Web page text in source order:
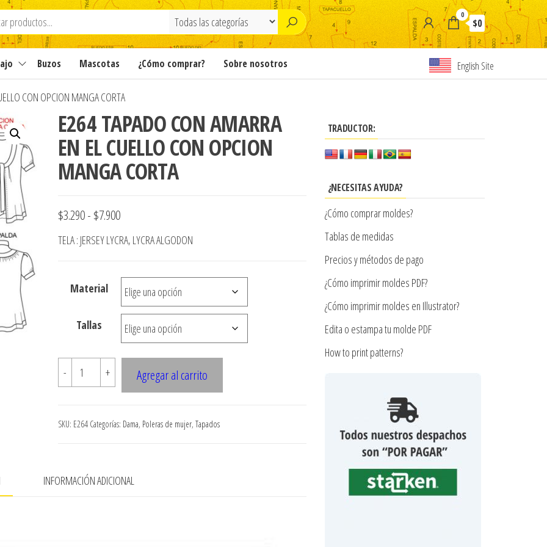
0
$0
Buzos Mascotas ¿Cómo comprar? Sobre nosotros English Site
CON OPCION MANGA CORTA
E264 TAPADO CON AMARRA
EN EL CUELLO CON OPCION
MANGA CORTA
$3.290- $7.900Rango
de
desde
$3.290
hasta
$7.900
TELA : JERSEY LYCRA, LYCRA ALGODON
Material
Tallas
-
E264
TAPADO
AMARRA
CON
+ Agregar al carrito
SKU: E264 Categorías: Dama, Poleras de mujer, Tapados
INFORMACIÓN ADICIONAL
TRADUCTOR:
¿NECESITAS AYUDA?
¿Cómo comprar moldes?
Tablas de medidas
Precios y métodos de pago
¿Cómo imprimir moldes PDF?
¿Cómo imprimir moldes en Illustrator?
Edita o estampa tu molde PDF
How to print patterns?